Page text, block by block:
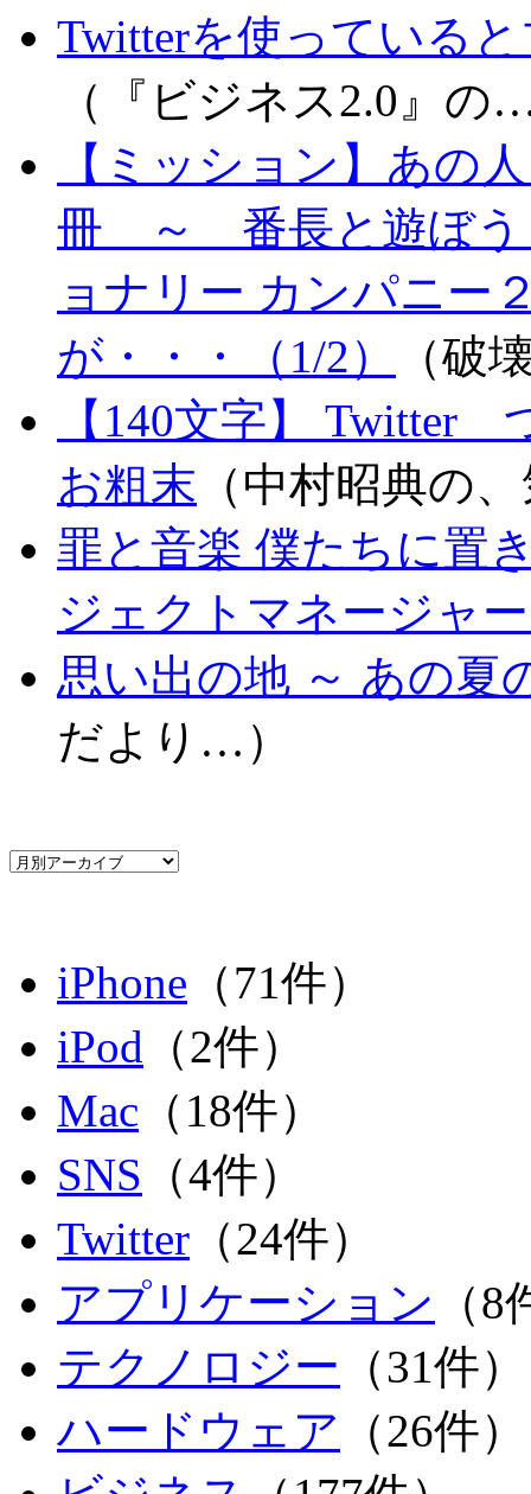
Twitterを使っている
（『ビジネス2.0』の
【ミッション】あの
冊 ～ 番長と遊ぼう
ョナリー カンパニ
が・・・（1/2）
（破
【140文字】
お粗末 （中村昭典の
罪と音楽 僕たちに置
ジェクトマネージャ
思い出の地 ～ あの夏
だより…）
iPhone （71件）
iPod （2件）
Mac （18件）
SNS （4件）
Twitter （24件）
アプリケーション （8
テクノロジー （31件）
ハードウェア （26件）